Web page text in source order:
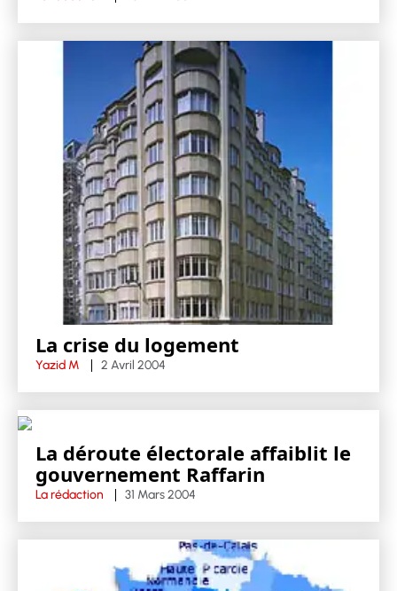
La crise du logement
Yazid M 2 Avril 2004
La déroute électorale affaiblit le
gouvernement Raffarin
La rédaction 31 Mars 2004